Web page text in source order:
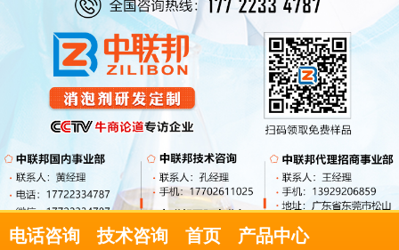
电话咨询 技术咨询 首页 产品中心